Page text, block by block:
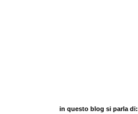
in questo blog si parla di: